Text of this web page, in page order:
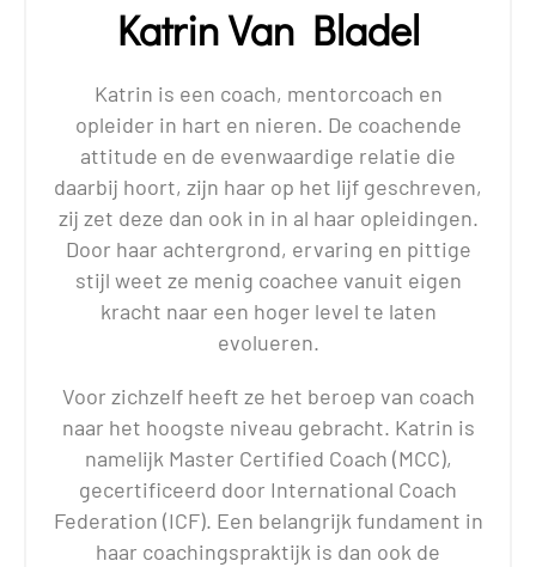
Katrin Van Bladel
Katrin is een coach, mentorcoach en
opleider in hart en nieren. De coachende
attitude en de evenwaardige relatie die
daarbij hoort, zijn haar op het lijf geschreven,
zij zet deze dan ook in in al haar opleidingen.
Door haar achtergrond, ervaring en pittige
stijl weet ze menig coachee vanuit eigen
kracht naar een hoger level te laten
evolueren.
Voor zichzelf heeft ze het beroep van coach
naar het hoogste niveau gebracht. Katrin is
namelijk Master Certified Coach (MCC),
gecertificeerd door International Coach
Federation (ICF). Een belangrijk fundament in
haar coachingspraktijk is dan ook de